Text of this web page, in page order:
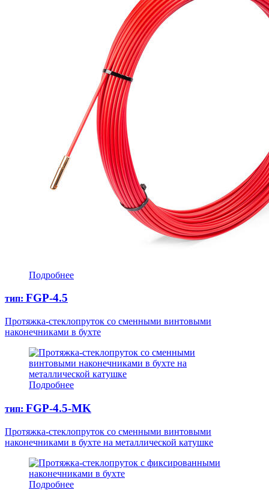
Подробнее
тип: FGP-4.5
Протяжка-стеклопруток со сменными винтовыми
наконечниками в бухте
Подробнее
тип: FGP-4.5-MK
Протяжка-стеклопруток со сменными винтовыми
наконечниками в бухте на металлической катушке
Подробнее